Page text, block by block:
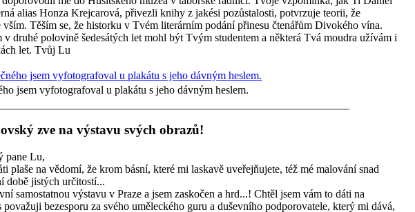
alias Honza Krejcarová, přivezli knihy z jakési pozůstalosti, potvrzuje teorii, že
vším. Těším se, že historku v Tvém literárním podání přinesu čtenářům Divokého vína.
v druhé polovině šedesátých let mohl být Tvým studentem a některá Tvá moudra užívám i
let. Tvůj Lu
jsem vyfotografoval u plakátu s jeho dávným heslem.
zve na výstavu svých obrazů!
pane Lu,
plaše na vědomí, že krom básní, které mi laskavě uveřejňujete, též mé malování snad
době jistých určitostí...
samostatnou výstavu v Praze a jsem zaskočen a hrd...! Chtěl jsem vám to dáti na
bezesporu za svého uměleckého guru a duševního podporovatele, který mi dává,